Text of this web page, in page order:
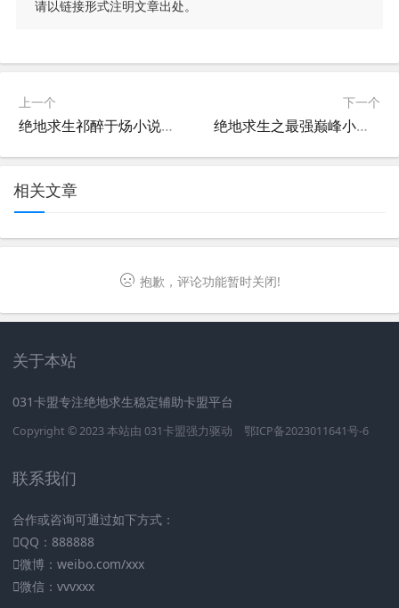
请以链接形式注明文章出处。
上一个
绝地求生祁醉于炀小说阅读-绝地求生祁醉于炀小说在线阅读与剧情解析
下一个
绝地求生之最强巅峰小说全解析-绝地求生之最强巅峰小说剧情与角色深度分析
相关文章
抱歉，评论功能暂时关闭!
关于本站
031卡盟专注绝地求生稳定辅助卡盟平台
Copyright © 2023 本站由 031卡盟强力驱动 鄂ICP备2023011641号-6
联系我们
合作或咨询可通过如下方式：
QQ：888888
微博：weibo.com/xxx
微信：vvvxxx